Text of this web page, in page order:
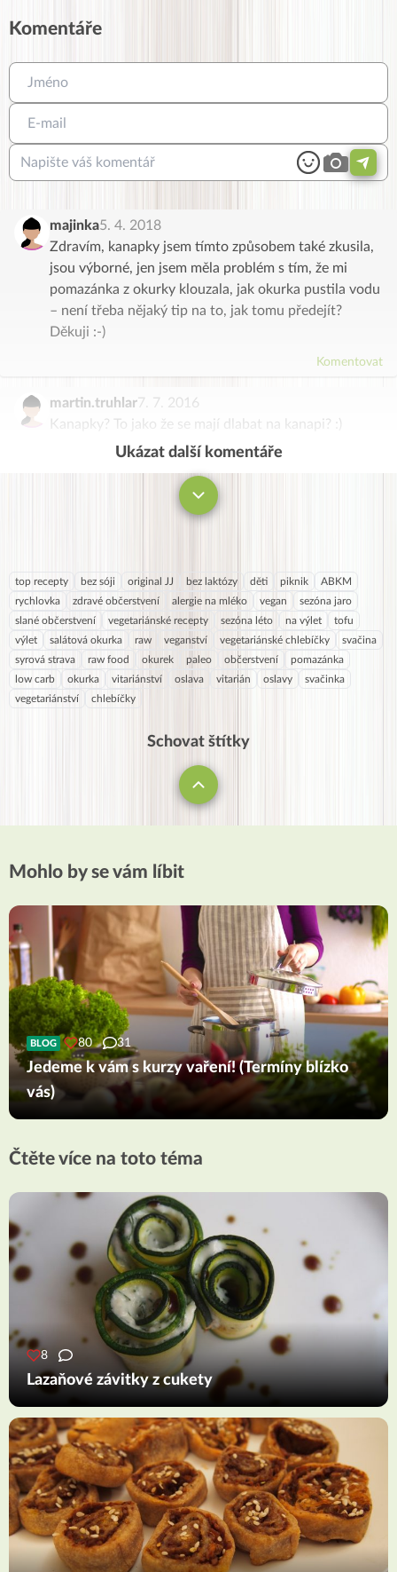
Komentáře
majinka5. 4. 2018
Zdravím, kanapky jsem tímto způsobem také zkusila,
jsou výborné, jen jsem měla problém s tím, že mi
pomazánka z okurky klouzala, jak okurka pustila vodu
– není třeba nějaký tip na to, jak tomu předejít?
Děkuji :-)
Komentovat
martin.truhlar7. 7. 2016
Kanapky? To jako že se mají dlabat na kanapi? :)
Ukázat další komentáře
top recepty bez sóji original JJ bez laktózy děti piknik
ABKM
rychlovka
zdravé občerstvení alergie na mléko vegan
sezóna jaro
slané občerstvení
vegetariánské recepty sezóna léto na výlet
tofu
výlet
salátová okurka raw veganství vegetariánské chlebíčky
svačina
syrová strava
raw food okurek paleo občerstvení
pomazánka
low carb
okurka vitariánství oslava vitarián oslavy
svačinka
vegetariánství
chlebíčky
Schovat štítky
Mohlo by se vám líbit
BLOG 80 31
Jedeme k vám s kurzy vaření! (Termíny blízko
vás)
Čtěte více na toto téma
8
Lazaňové závitky z cukety